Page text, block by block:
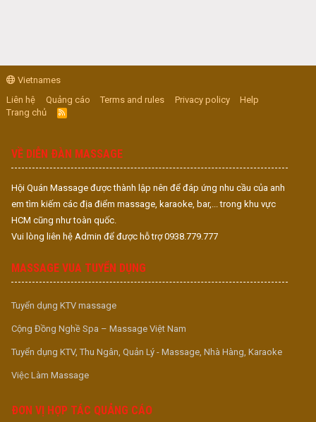
Vietnames
Liên hệ
Quảng cáo Terms and rules Privacy policy
Help
Trang chủ
R
S
VỀ DIỄN ĐÀN MASSAGE
Hội Quán Massage được thành lập nên để đáp ứng nhu cầu của anh
em tìm kiếm các địa điểm massage, karaoke, bar,... trong khu vực
HCM cũng như toàn quốc.
Vui lòng liên hệ Admin để được hỗ trợ 0938.779.777
MASSAGE VUA TUYỂN DỤNG
Tuyển dụng KTV massage
Cộng Đồng Nghề Spa – Massage Việt Nam
Tuyển dụng KTV, Thu Ngân, Quản Lý - Massage, Nhà Hàng, Karaoke
Việc Làm Massage
ĐƠN VỊ HỢP TÁC QUẢNG CÁO